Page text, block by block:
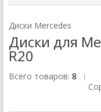
Диски Mercedes
Диски для
R20
Всего товаров: 8 |